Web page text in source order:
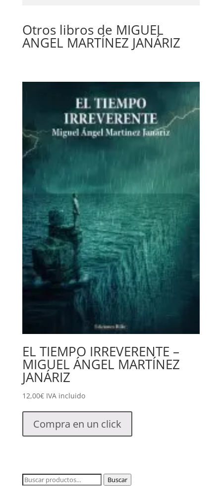
Otros libros de MIGUEL
ANGEL MARTÍNEZ JANÁRIZ
EL TIEMPO IRREVERENTE –
MIGUEL ÁNGEL MARTÍNEZ
JANÁRIZ
12,00€ IVA incluido
Compra en un click
Buscar
Buscar